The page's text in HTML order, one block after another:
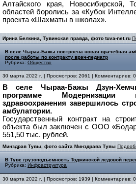
Алтайского края, Новосибирской,
областей боролись за «Кубок
проекта «Шахматы в школах».
Ирина Белкина, Тувинская правда, фото tuva-net.ru
В селе Чыраа-Бажы построена новая врачебная
после работы по контракту врач-педиатр
Рубрика: Общество
30 марта 2022 г. | Просмотров: 2061 | Комментариев: 0
В селе Чыраа-Бажы Дзун-
программе Модернизации
здравоохранения завершилось
амбулатории.
Государственный контракт на
объекта был заключен с ООО
551,50 тыс. рублей.
Минздрав Тувы, фото сайта Минздрава Тувы
В Туве грузоподъемность Тоджинской ледовой
Рубрика: Инфраструктура
30 марта 2022 г. | Просмотров: 1939 | Комментариев: 0